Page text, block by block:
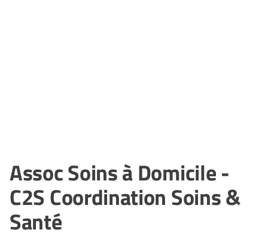
Assoc Soins à Domicile -
C2S Coordination Soins &
Santé